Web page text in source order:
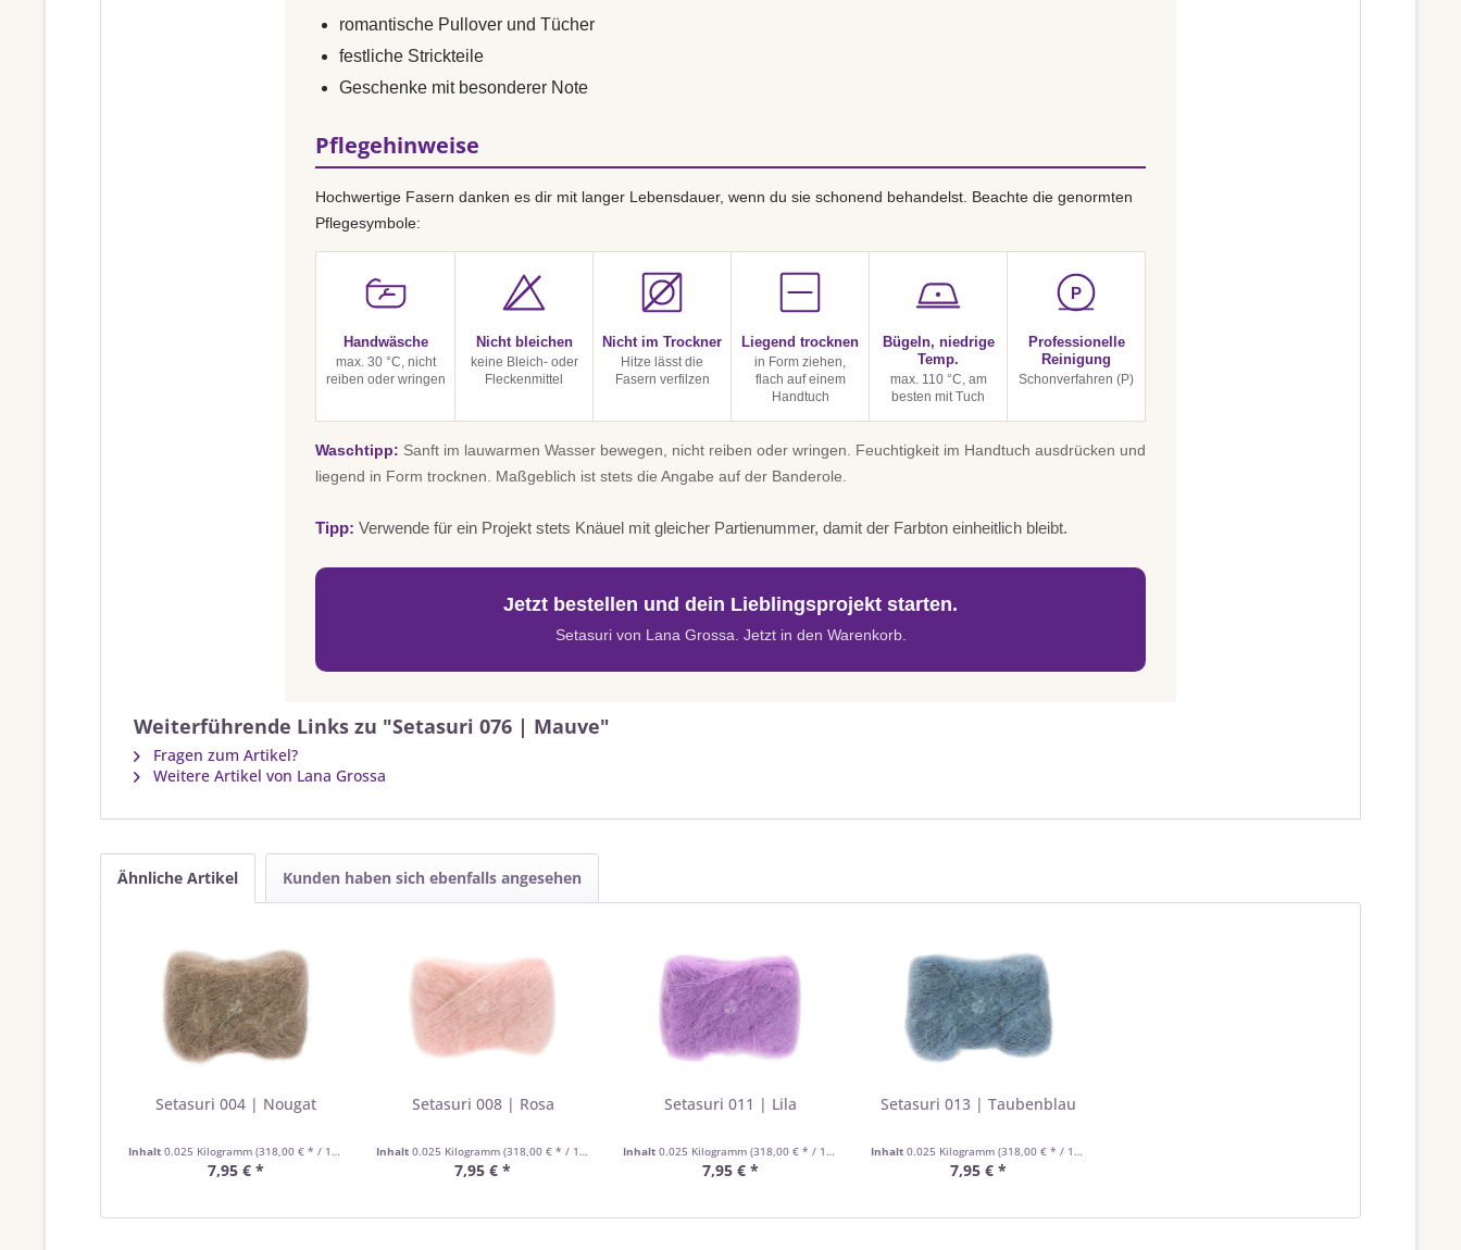
romantische Pullover und Tücher
festliche Strickteile
Geschenke mit besonderer Note
Pflegehinweise
Hochwertige Fasern danken es dir mit langer Lebensdauer, wenn du sie schonend behandelst. Beachte die genormten
Pflegesymbole:
Handwäsche
max. 30 °C, nicht
reiben oder wringen
Nicht bleichen
keine Bleich- oder
Fleckenmittel
Nicht im Trockner
Hitze lässt die
Fasern verfilzen
Liegend trocknen
in Form ziehen,
flach auf einem
Handtuch
Bügeln, niedrige
Temp.
max. 110 °C, am
besten mit Tuch
P
Professionelle
Reinigung
Schonverfahren (P)
Waschtipp: Sanft im lauwarmen Wasser bewegen, nicht reiben oder wringen. Feuchtigkeit im Handtuch ausdrücken und
liegend in Form trocknen. Maßgeblich ist stets die Angabe auf der Banderole.
Tipp: Verwende für ein Projekt stets Knäuel mit gleicher Partienummer, damit der Farbton einheitlich bleibt.
Jetzt bestellen und dein Lieblingsprojekt starten.
Setasuri von Lana Grossa. Jetzt in den Warenkorb.
Weiterführende Links zu "Setasuri 076 | Mauve"
Fragen zum Artikel?
Weitere Artikel von Lana Grossa
Ähnliche Artikel Kunden haben sich ebenfalls angesehen
Setasuri 004 | Nougat
Inhalt 0.025 Kilogramm (318,00 € * / 1 Kilogramm)
7,95 € *
Setasuri 008 | Rosa
Inhalt 0.025 Kilogramm (318,00 € * / 1 Kilogramm)
7,95 € *
Setasuri 011 | Lila
Inhalt0.025 Kilogramm(318,00 € * / 1 Kilogramm)
7,95 € *
Setasuri 013 | Taubenblau
Inhalt 0.025 Kilogramm (318,00 € * / 1 Kilogramm)
7,95 € *